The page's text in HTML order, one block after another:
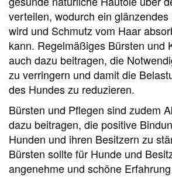
verteilen, wodurch ein
wird und Schmutz vom Haar
kann. Regelmäßiges Bürsten und
auch dazu beitragen, die
zu verringern und damit die
des Hundes zu reduzieren.
Bürsten und Pflegen sind zudem
dazu beitragen, die positive
Hunden und ihren Besitzern zu
Bürsten sollte für Hunde und
angenehme und schöne